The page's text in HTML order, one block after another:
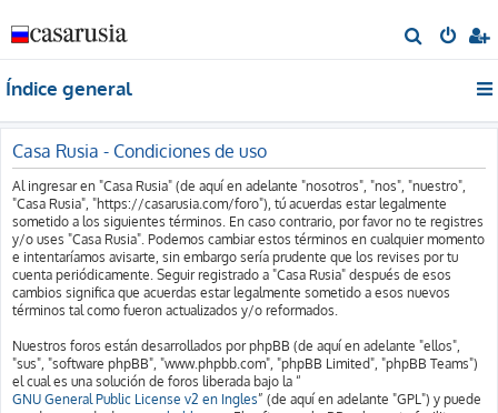
u
r
Índice general
Casa Rusia - Condiciones de uso
Al ingresar en "Casa Rusia" (de aquí en adelante "nosotros", "nos", "nuestro",
"Casa Rusia", "https://casarusia.com/foro"), tú acuerdas estar legalmente
sometido a los siguientes términos. En caso contrario, por favor no te registres
y/o uses "Casa Rusia". Podemos cambiar estos términos en cualquier momento
e intentaríamos avisarte, sin embargo sería prudente que los revises por tu
cuenta periódicamente. Seguir registrado a "Casa Rusia" después de esos
cambios significa que acuerdas estar legalmente sometido a esos nuevos
términos tal como fueron actualizados y/o reformados.
Nuestros foros están desarrollados por phpBB (de aquí en adelante "ellos",
"sus", "software phpBB", "www.phpbb.com", "phpBB Limited", "phpBB Teams")
el cual es una solución de foros liberada bajo la “
GNU General Public License v2 en Ingles” (de aquí en adelante "GPL") y puede